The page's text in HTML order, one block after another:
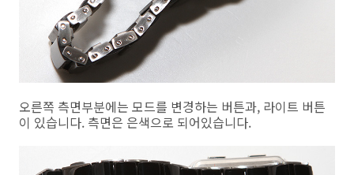
오른쪽 측면부분에는 모드를 변경하는 버튼과, 라이트 버튼
이 있습니다. 측면은 은색으로 되어있습니다.